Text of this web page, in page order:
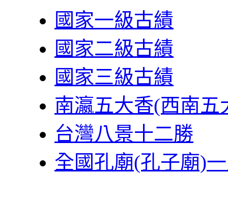
國家一級古績
國家二級古績
國家三級古績
南瀛五大香(西南五
台灣八景十二勝
全國孔廟(孔子廟)